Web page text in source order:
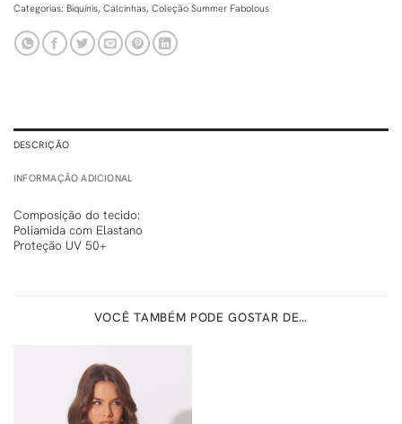
Categorias: Biquínis, Calcinhas, Coleção Summer Fabolous
DESCRIÇÃO
INFORMAÇÃO ADICIONAL
Composição do tecido:
Poliamida com Elastano
Proteção UV 50+
VOCÊ TAMBÉM PODE GOSTAR DE…